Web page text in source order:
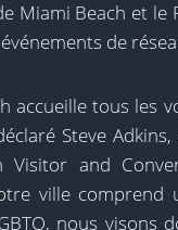
Miami Beach et le
de
accueille tous les
Steve
Visitor and
ville
nous visons